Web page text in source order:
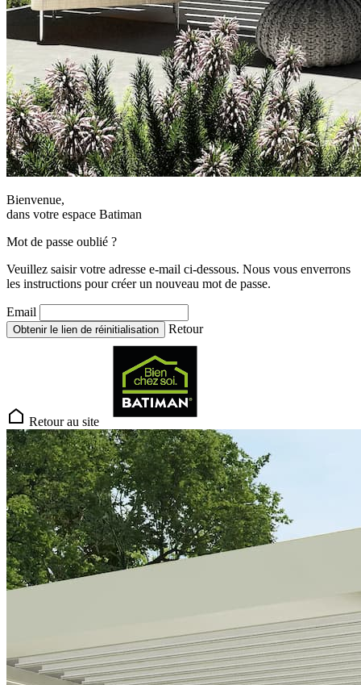
Bienvenue,
dans votre espace Batiman
Mot de passe oublié ?
Veuillez saisir votre adresse e-mail ci-dessous. Nous vous enverrons
les instructions pour créer un nouveau mot de passe.
Email
Obtenir le lien de réinitialisation Retour
Retour au site